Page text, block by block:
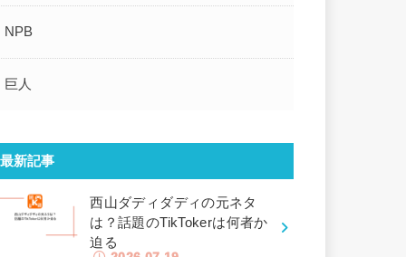
NPB
巨人
最新記事
西山ダディダディの元ネタ
は？話題のTikTokerは何者か
迫る